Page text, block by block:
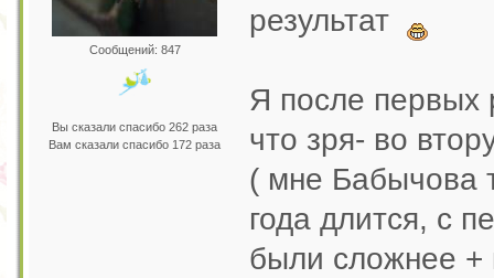
Сообщений: 847
Вы сказали спасибо 262 раза
Вам сказали спасибо 172 раза
результат
Я после первых
что зря- во
( мне Бабычова
года длится, с
были сложнее +